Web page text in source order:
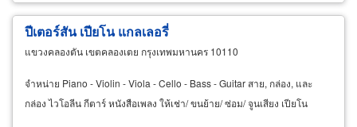
ปีเตอร์สัน เปียโน แกลเลอรี่
แขวงคลองตัน เขตคลองเตย กรุงเทพมหานคร 10110
จำหน่าย Piano - Violin - Viola - Cello - Bass - Guitar สาย, กล่อง, และ
กล่อง ไวโอลีน กีตาร์ หนังสือเพลง ให้เช่า/ ขนย้าย/ ซ่อม/ จูนเสียง เปียโน